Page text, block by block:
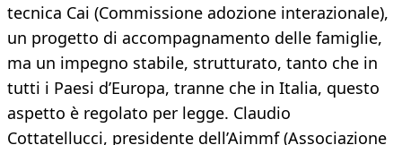
tecnica Cai (Commissione adozione interazionale),
un progetto di accompagnamento delle famiglie,
ma un impegno stabile, strutturato, tanto che in
tutti i Paesi d’Europa, tranne che in Italia, questo
aspetto è regolato per legge. Claudio
Cottatellucci, presidente dell’Aimmf (Associazione